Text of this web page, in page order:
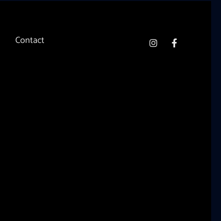
Contact